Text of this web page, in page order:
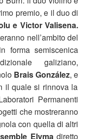
premio, e il duo di
e Victor Valisena.
nell’ambito del
forma semiscenica
galiziano,
Brais González, e
il quale si rinnova la
Permanenti
che mostreranno
con quella di altri
Elymadiretto